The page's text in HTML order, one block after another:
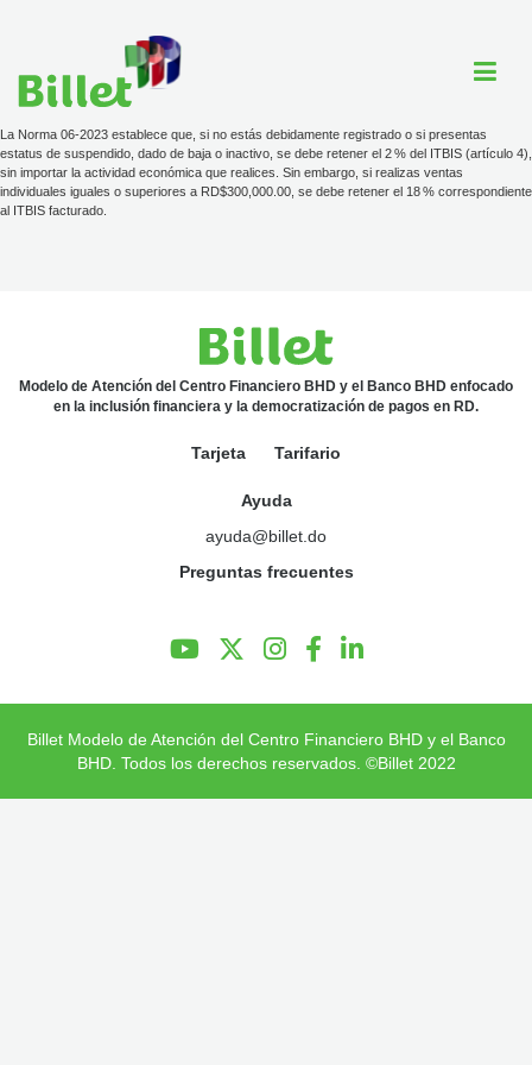
Cuenta Billet
Tarjeta
La Norma 06-2023 establece que, si no estás debidamente registrado o si presentas
estatus de suspendido, dado de baja o inactivo, se debe retener el 2 % del ITBIS (artículo 4),
sin importar la actividad económica que realices. Sin embargo, si realizas ventas
individuales iguales o superiores a RD$300,000.00, se debe retener el 18 % correspondiente
al ITBIS facturado.
Modelo de Atención del Centro Financiero BHD y el Banco BHD enfocado
en la inclusión financiera y la democratización de pagos en RD.
Tarjeta Tarifario
Ayuda
ayuda@billet.do
Preguntas frecuentes
Billet Modelo de Atención del Centro Financiero BHD y el Banco
BHD. Todos los derechos reservados. ©Billet 2022